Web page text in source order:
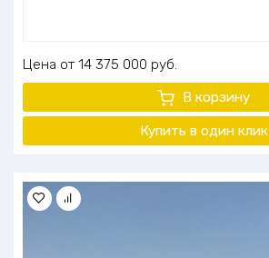
Цена 14 375 000 руб.
В корзину
Купить в один клик